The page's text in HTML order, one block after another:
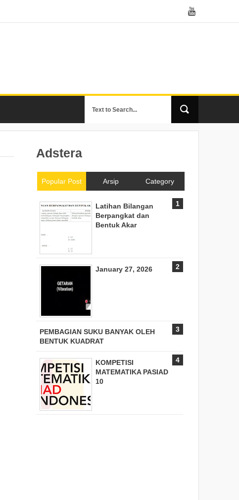
Adstera
Popular Post Arsip Category
Latihan Bilangan
Berpangkat dan
Bentuk Akar
January 27, 2026
PEMBAGIAN SUKU BANYAK OLEH
BENTUK KUADRAT
KOMPETISI
MATEMATIKA PASIAD
10